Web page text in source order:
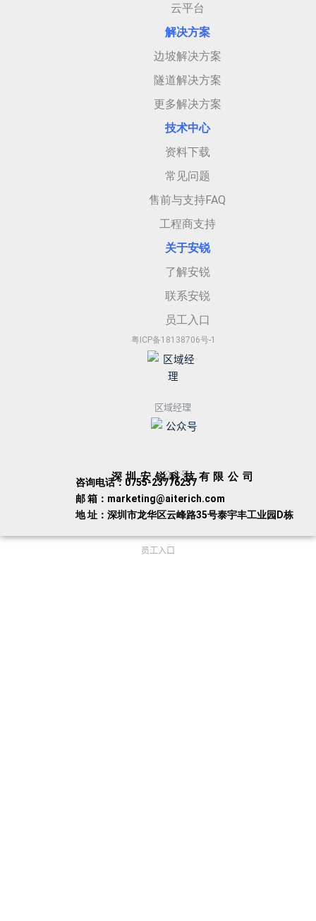
云平台
解决方案
边坡解决方案
隧道解决方案
更多解决方案
技术中心
资料下载
常见问题
售前与支持FAQ
工程商支持
关于安锐
了解安锐
联系安锐
员工入口
粤ICP备18138706号-1
区域经理
公众号
深圳安锐科技有限公司
咨询电话：0755-23776237
邮 箱：marketing@aiterich.com
地 址：深圳市龙华区云峰路35号泰宇丰工业园D栋
员工入口